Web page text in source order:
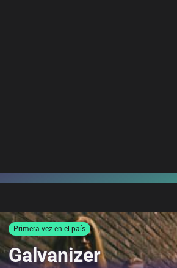
Primera vez en el país
Galvanizer